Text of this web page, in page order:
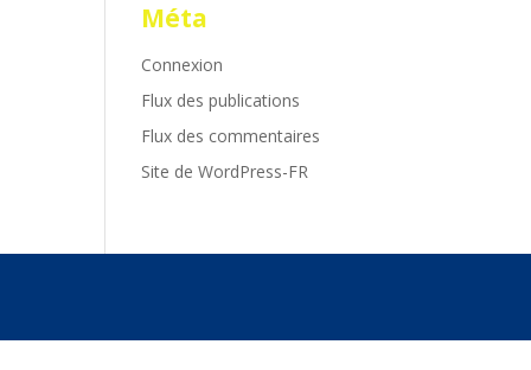
Méta
Connexion
Flux des publications
Flux des commentaires
Site de WordPress-FR